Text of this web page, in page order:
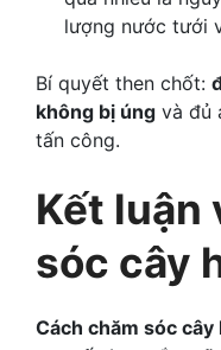
lượng nước tưới
Bí quyết then chốt:
không bị úng và đủ
tấn công.
Kết luận
sóc cây
Cách chăm sóc